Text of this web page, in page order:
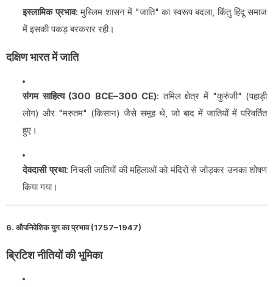
इस्लामिक प्रभाव: मुस्लिम शासन में "जाति" का स्वरूप बदला, किंतु हिंदू समाज
में इसकी पकड़ बरकरार रही।
दक्षिण भारत में जाति
संगम साहित्य (300 BCE–300 CE): तमिल क्षेत्र में "कुरुंजी" (पहाड़ी
लोग) और "मरुतम" (किसान) जैसे समूह थे, जो बाद में जातियों में परिवर्तित
हुए।
देवदासी प्रथा: निचली जातियों की महिलाओं को मंदिरों से जोड़कर उनका शोषण
किया गया।
6. औपनिवेशिक युग का प्रभाव (1757–1947)
ब्रिटिश नीतियों की भूमिका